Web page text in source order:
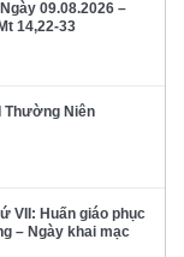
09.08.2026 –
14,22-33
Thường Niên
VII: Huấn giáo phục
– Ngày khai mạc